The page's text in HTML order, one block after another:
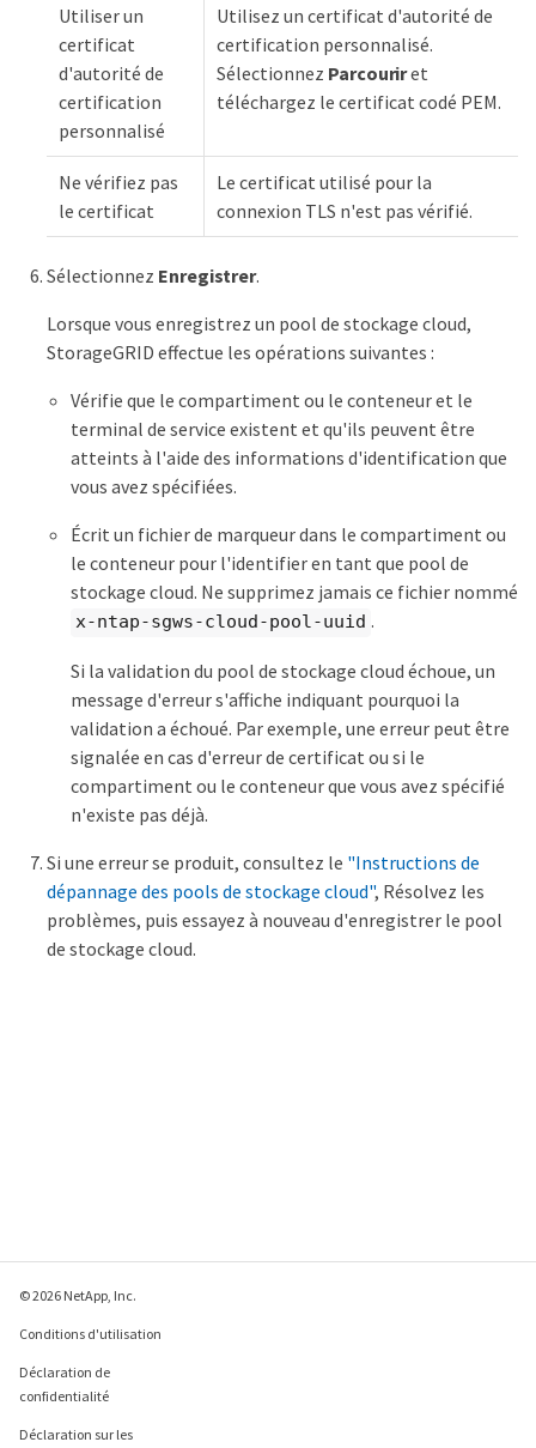
Utiliser un
certificat
d'autorité de
certification
personnalisé
Utilisez un certificat d'autorité de
certification personnalisé.
Sélectionnez Parcouriret
téléchargez le certificat codé PEM.
Ne vérifiez pas
le certificat
Le certificat utilisé pour la
connexion TLS n'est pas vérifié.
Sélectionnez Enregistrer.
Lorsque vous enregistrez un pool de stockage cloud,
StorageGRID effectue les opérations suivantes :
Vérifie que le compartiment ou le conteneur et le
terminal de service existent et qu'ils peuvent être
atteints à l'aide des informations d'identification que
vous avez spécifiées.
Écrit un fichier de marqueur dans le compartiment ou
le conteneur pour l'identifier en tant que pool de
stockage cloud. Ne supprimez jamais ce fichier nommé
x-ntap-sgws-cloud-pool-uuid .
Si la validation du pool de stockage cloud échoue, un
message d'erreur s'affiche indiquant pourquoi la
validation a échoué. Par exemple, une erreur peut être
signalée en cas d'erreur de certificat ou si le
compartiment ou le conteneur que vous avez spécifié
n'existe pas déjà.
Si une erreur se produit, consultez le "Instructions de
dépannage des pools de stockage cloud", Résolvez les
problèmes, puis essayez à nouveau d'enregistrer le pool
de stockage cloud.
© 2026 NetApp, Inc.
Conditions d'utilisation
Déclaration de
confidentialité
Déclaration sur les